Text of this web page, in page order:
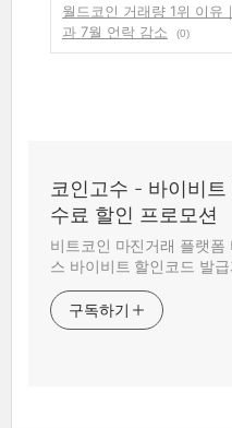
월드코인 거래량 1위 이유
과 7월 언락 감소
(0)
코인고수 - 바이비
수료 할인 프로모션
비트코인 마진거래 플랫폼
스 바이비트 할인코드 발
구독하기